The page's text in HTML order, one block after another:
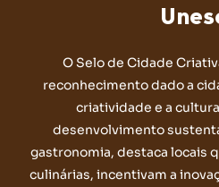
O Selo de Cidade
reconhecimento dado a
criatividade e a
desenvolvimento
gastronomia, destaca locais
culinárias, incentivam a